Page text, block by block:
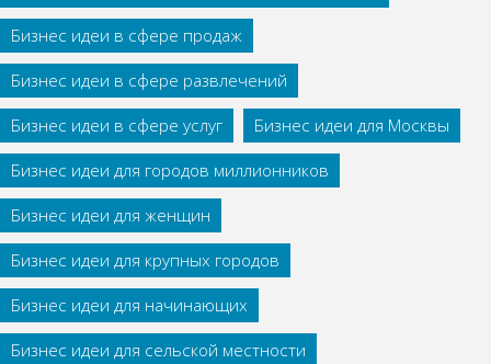
Бизнес идеи в сфере продаж
Бизнес идеи в сфере развлечений
Бизнес идеи в сфере услуг
Бизнес идеи для Москвы
Бизнес идеи для городов миллионников
Бизнес идеи для женщин
Бизнес идеи для крупных городов
Бизнес идеи для начинающих
Бизнес идеи для сельской местности